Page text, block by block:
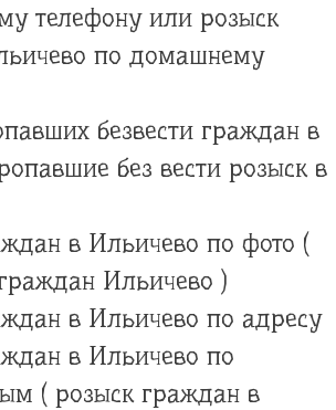
телефону или розыск
по домашнему
безвести граждан в
без вести розыск в
в Ильичево по фото (
Ильичево )
в Ильичево по адресу
в Ильичево по
( розыск граждан в